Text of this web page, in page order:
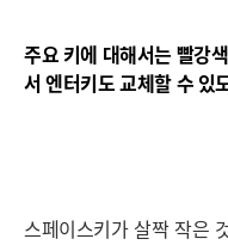
주요 키에 대해서는 빨강
서 엔터키도 교체할 수 있
스페이스키가 살짝 작은